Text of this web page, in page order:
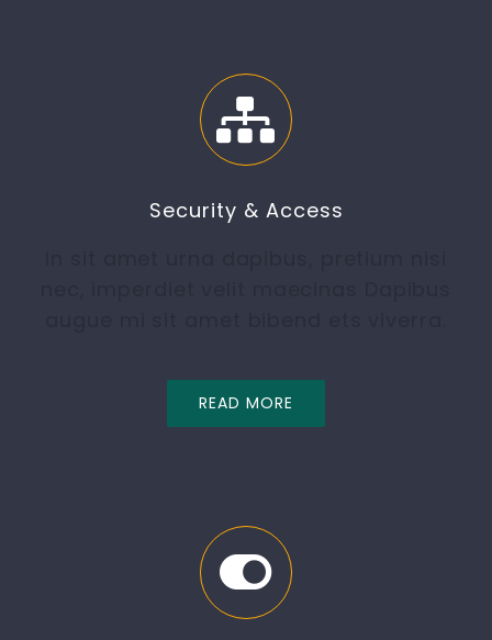
Security & Access
READ MORE